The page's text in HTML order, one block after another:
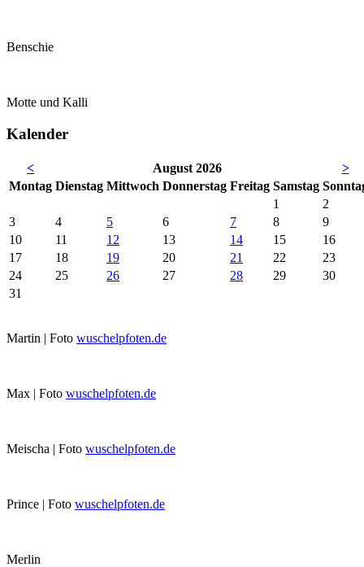
Benschie
Motte und Kalli
Kalender
< August 2026
>
Montag Dienstag Mittwoch Donnerstag Freitag Samstag So
1
2
3
4 5 6 7 8
9
10
11 12 13 14 15
16
17
18 19 20 21 22
23
24
25 26 27 28 29
30
31
Martin | Foto wuschelpfoten.de
Max | Foto wuschelpfoten.de
Meischa | Foto wuschelpfoten.de
Prince | Foto wuschelpfoten.de
Merlin